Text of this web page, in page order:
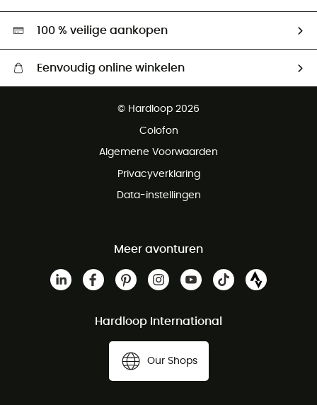
Hardgreen
100 % veilige aankopen
Eenvoudig online winkelen
Gratis retourneren binnen 100 dagen
© Hardloop 2026
Colofon
Algemene Voorwaarden
Privacyverklaring
Data-instellingen
Meer avonturen
Hardloop International
Our Shops